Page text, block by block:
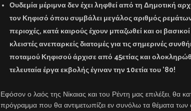
Ουδεμία μέριμνα δεν έχει ληφθεί από τη Δημοτική
τον Κηφισό όπου συμβάλει μεγάλος αριθμός
περιοχές, κατά καιρούς έχουν μπαζωθεί και οι
κλειστές ανεπαρκείς διατομές για τις σημερινές
ποταμού Κηφισού άρχισε από 45ετίας και
τελευταία έργα εκβολής έγιναν την 10ετία του ’80!
Εφόσον ο λαός της Νίκαιας και του Ρέντη μας επιλέξει, θα
πρόγραμμα που θα αντιμετωπίζει εν συνόλω τα θέματα των